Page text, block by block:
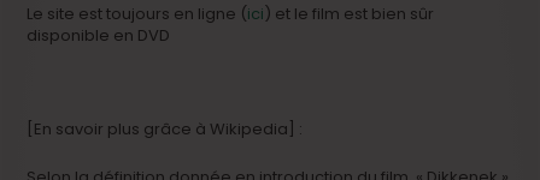
Le site est toujours en ligne (ici) et le film est bien sûr
disponible en DVD
[En savoir plus grâce à Wikipedia] :